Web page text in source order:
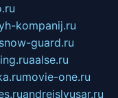
kompanij.ru
snow-guard.ru
aalse.ru
movie-one.ru
andreislyusar.ru